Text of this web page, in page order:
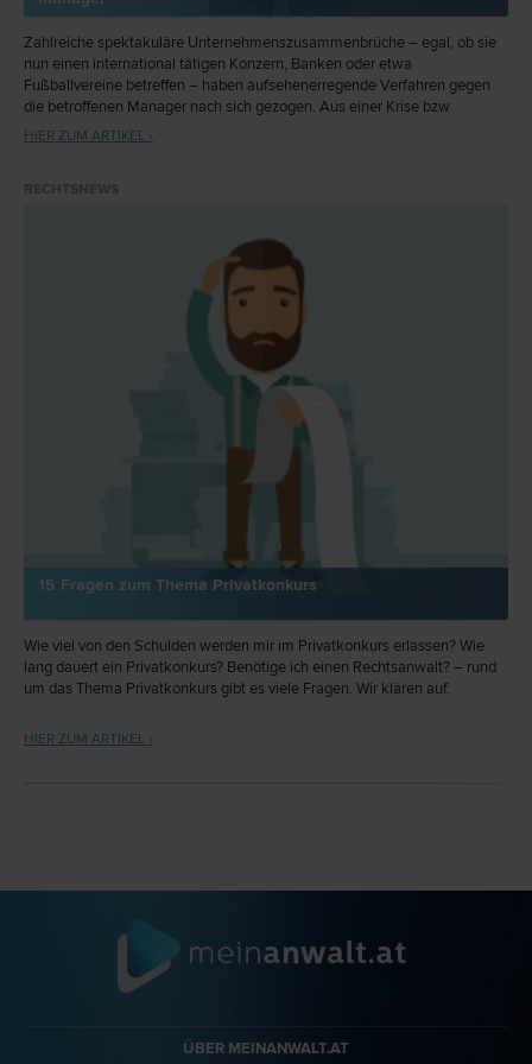
Zahlreiche spektakuläre Unternehmenszusammenbrüche– egal, ob sie
nun einen international tätigen Konzern, Banken oder etwa
Fußballvereine betreffen – haben aufsehenerregende Verfahren gegen
die betroffenen Manager nach sich gezogen. Aus einer Krise bzw
nachfolgenden Insolvenz drohende Haftungen beschränken sich aber
HIER ZUM ARTIKEL ›
15 Fragen zum Thema Privatkonkurs
Wie viel von den Schulden werden mir im Privatkonkurs erlassen? Wie
lang dauert ein Privatkonkurs? Benötige ich einen Rechtsanwalt? – rund
um das Thema Privatkonkurs gibt es viele Fragen. Wir klären auf.
HIER ZUM ARTIKEL ›
ÜBER MEINANWALT.AT